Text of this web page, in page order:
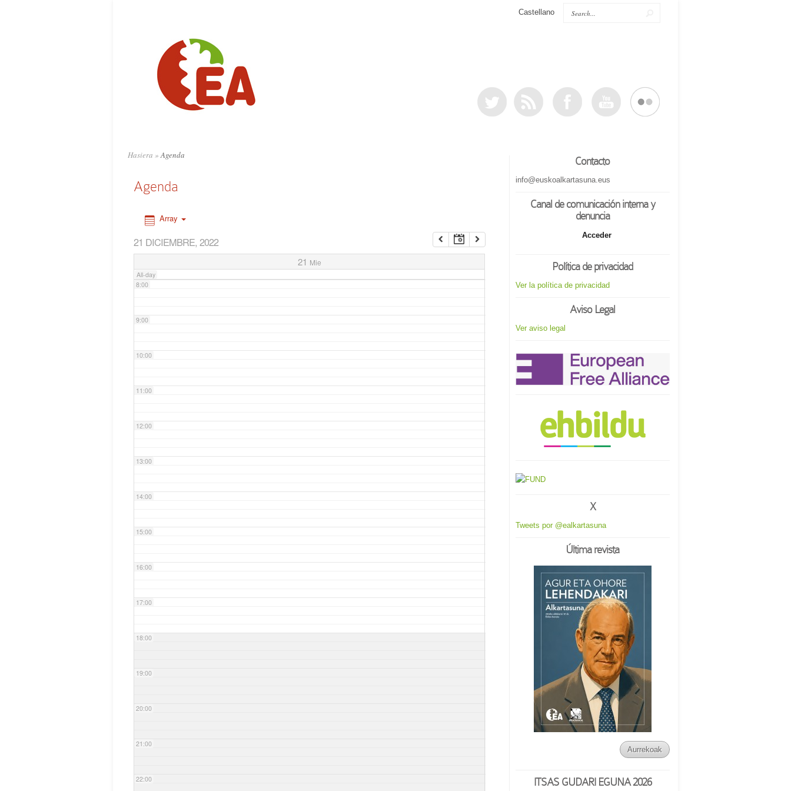
Castellano
Hasiera »Agenda
Agenda
Array
21 DICIEMBRE, 2022
21 Mie
All-day
6:00
8:00
9:00
10:00
11:00
12:00
13:00
14:00
15:00
16:00
17:00
18:00
19:00
20:00
21:00
22:00
Contacto
info@euskoalkartasuna.eus
Canal de comunicación interna y
denuncia
Acceder
Política de privacidad
Ver la política de privacidad
Aviso Legal
Ver aviso legal
X
Tweets por @ealkartasuna
Última revista
Aurrekoak
ITSAS GUDARI EGUNA 2026